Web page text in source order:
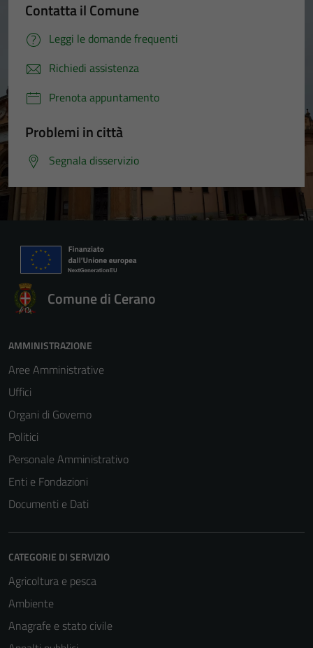
Contatta il Comune
Leggi le domande frequenti
Richiedi assistenza
Prenota appuntamento
Problemi in città
Segnala disservizio
Comune di Cerano
AMMINISTRAZIONE
Aree Amministrative
Uffici
Organi di Governo
Politici
Personale Amministrativo
Enti e Fondazioni
Documenti e Dati
CATEGORIE DI SERVIZIO
Agricoltura e pesca
Ambiente
Anagrafe e stato civile